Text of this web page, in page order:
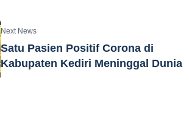
Next News
Satu Pasien Positif Corona di
Kabupaten Kediri Meninggal Dunia